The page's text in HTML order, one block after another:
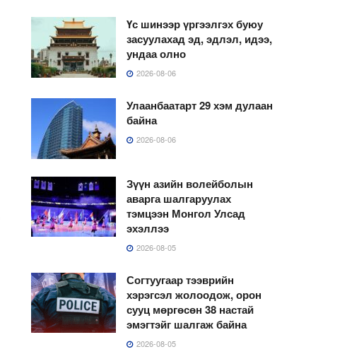
Үс шинээр үргээлгэх буюу
засуулахад эд, эдлэл, идээ,
ундаа олно
2026-08-06
Улаанбаатарт 29 хэм дулаан
байна
2026-08-06
Зүүн азийн волейболын
аварга шалгаруулах
тэмцээн Монгол Улсад
эхэллээ
2026-08-05
Согтуугаар тээврийн
хэрэгсэл жолоодож, орон
сууц мөргөсөн 38 настай
эмэгтэйг шалгаж байна
2026-08-05